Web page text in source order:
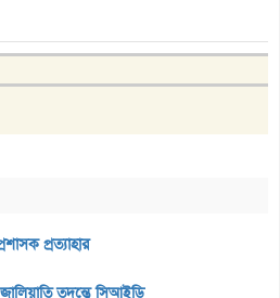
প্রত্যাহার
তদন্তে সিআইডি